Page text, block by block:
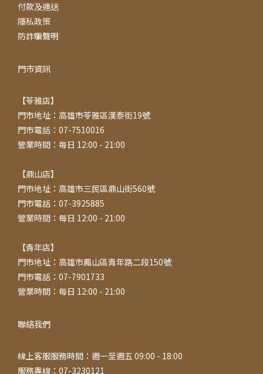
付款及運送
隱私政策
防詐騙聲明
門市資訊
【苓雅店】
門市地址：高雄市苓雅區漢泰街19號
門市電話：07-7510016
營業時間：每日 12:00 - 21:00
【鼎山店】
門市地址：高雄市三民區鼎山街560號
門市電話：07-3925885
營業時間：每日 12:00 - 21:00
【青年店】
門市地址：高雄市鳳山區青年路二段150號
門市電話：07-7901733
營業時間：每日 12:00 - 21:00
聯絡我們
線上客服服務時間：週一至週五 09:00 - 18:00
服務專線：07-3230121